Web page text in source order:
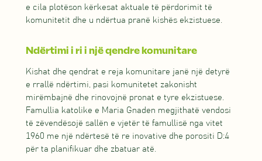
e cila plotëson kërkesat aktuale të përdorimit të
komunitetit dhe u ndërtua pranë kishës ekzistuese.
Ndërtimi i ri i një qendre komunitare
Kishat dhe qendrat e reja komunitare janë një detyrë
e rrallë ndërtimi, pasi komunitetet zakonisht
mirëmbajnë dhe rinovojnë pronat e tyre ekzistuese.
Famullia katolike e Maria Gnaden megjithatë vendosi
të zëvendësojë sallën e vjetër të famullisë nga vitet
1960 me një ndërtesë të re inovative dhe porositi D:4
për ta planifikuar dhe zbatuar atë.